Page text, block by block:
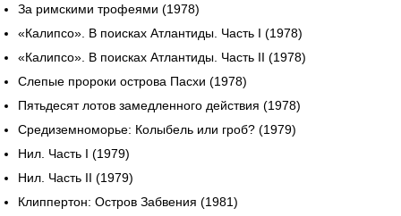
За римскими трофеями (1978)
«Калипсо». В поисках Атлантиды. Часть I (1978)
«Калипсо». В поисках Атлантиды. Часть II (1978)
Слепые пророки острова Пасхи (1978)
Пятьдесят лотов замедленного действия (1978)
Средиземноморье: Колыбель или гроб? (1979)
Нил. Часть I (1979)
Нил. Часть II (1979)
Клиппертон: Остров Забвения (1981)